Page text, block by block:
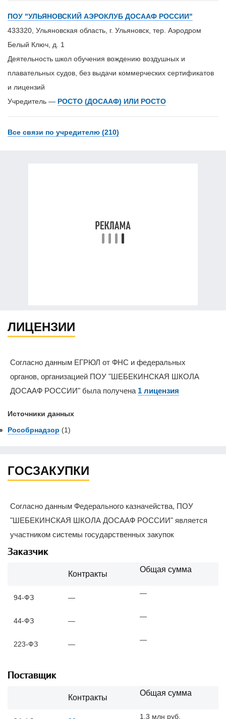
ПОУ "УЛЬЯНОВСКИЙ АЭРОКЛУБ ДОСААФ РОССИИ"
433320, Ульяновская область, г. Ульяновск, тер. Аэродром
Белый Ключ, д. 1
Деятельность школ обучения вождению воздушных и
плавательных судов, без выдачи коммерческих сертификатов
и лицензий
Учредитель — РОСТО (ДОСААФ) ИЛИ РОСТО
Все связи по учредителю (210)
ЛИЦЕНЗИИ
Согласно данным ЕГРЮЛ от ФНС и федеральных
органов, организацией ПОУ "ШЕБЕКИНСКАЯ ШКОЛА
ДОСААФ РОССИИ" была получена 1 лицензия
Источники данных
Рособрнадзор (1)
ГОСЗАКУПКИ
Согласно данным Федерального казначейства, ПОУ
"ШЕБЕКИНСКАЯ ШКОЛА ДОСААФ РОССИИ" является
участником системы государственных закупок
Заказчик
Контракты
Общая сумма
94-ФЗ —
—
44-ФЗ —
—
223-ФЗ —
—
Поставщик
Контракты
Общая сумма
1,3 млн руб.